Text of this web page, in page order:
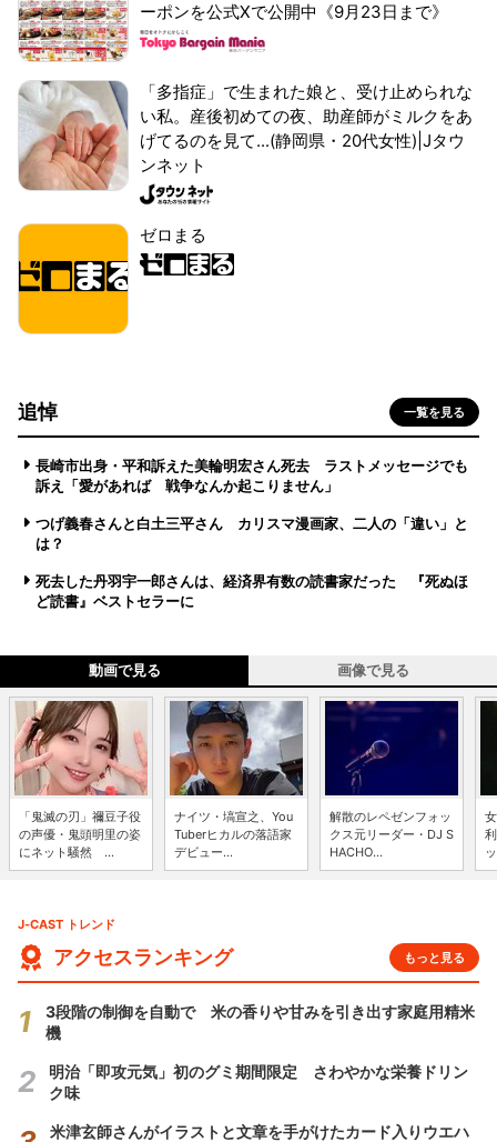
ーポンを公式Xで公開中《9月23日まで》
「多指症」で生まれた娘と、受け止められな
い私。産後初めての夜、助産師がミルクをあ
げてるのを見て...(静岡県・20代女性)|Jタウ
ンネット
ゼロまる
追悼 一覧を見る
長崎市出身・平和訴えた美輪明宏さん死去 ラストメッセージでも
訴え「愛があれば 戦争なんか起こりません」
つげ義春さんと白土三平さん カリスマ漫画家、二人の「違い」と
は？
死去した丹羽宇一郎さんは、経済界有数の読書家だった 『死ぬほ
ど読書』ベストセラーに
動画で見る 画像で見る
「鬼滅の刃」禰豆子役
の声優・鬼頭明里の姿
にネット騒然 ...
ナイツ・塙宣之、You
Tuberヒカルの落語家
デビュー...
解散のレペゼンフォッ
クス元リーダー・DJ S
HACHO...
J-CAST トレンド
アクセスランキング もっと見る
3段階の制御を自動で 米の香りや甘みを引き出す家庭用精米
機
明治「即攻元気」初のグミ期間限定 さわやかな栄養ドリン
ク味
米津玄師さんがイラストと文章を手がけたカード入りウエハ